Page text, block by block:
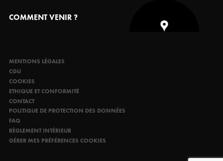
COMMENT VENIR ?
MENTIONS LÉGALES
CGU
COOKIES
ETHIQUE ET CONFORMITÉ
CONTACT
POLITIQUE DE PROTECTION DES DONNÉES
FAQ
RÈGLEMENT INTÉRIEUR
GÉRER MES PRÉFÉRENCES COOKIES